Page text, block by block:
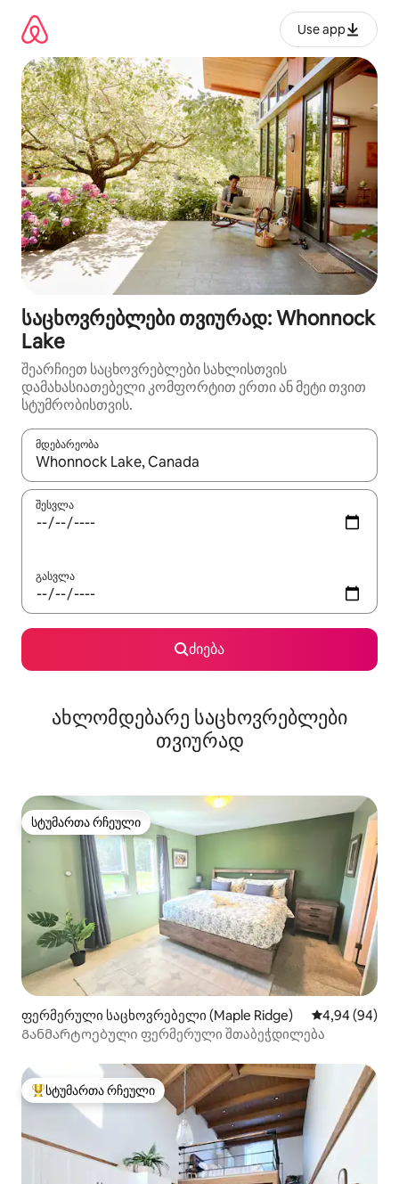
გადასვლა
Use app
საცხოვრებლები თვიურად: Whonnock
Lake
შეარჩიეთ საცხოვრებლები სახლისთვის
დამახასიათებელი კომფორტით ერთი ან მეტი თვით
სტუმრობისთვის.
მდებარეობა
როცა შედეგები ხელმისაწვდომი გახდება, ნავიგაციისთვის
შესვლა
გასვლა
ძიება
ახლომდებარე საცხოვრებლები
თვიურად
სტუმართა რჩეული
სტუმართა რჩეული
ფერმერული საცხოვრებელი (Maple Ridge) საშუალო
4,94 (94)
Განმარტოებული ფერმერული შთაბეჭდილება
სტუმართა რჩეული მოწინავე ვარიანტი
სტუმართა რჩეული